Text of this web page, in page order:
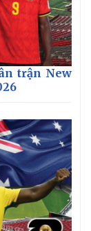
trận New